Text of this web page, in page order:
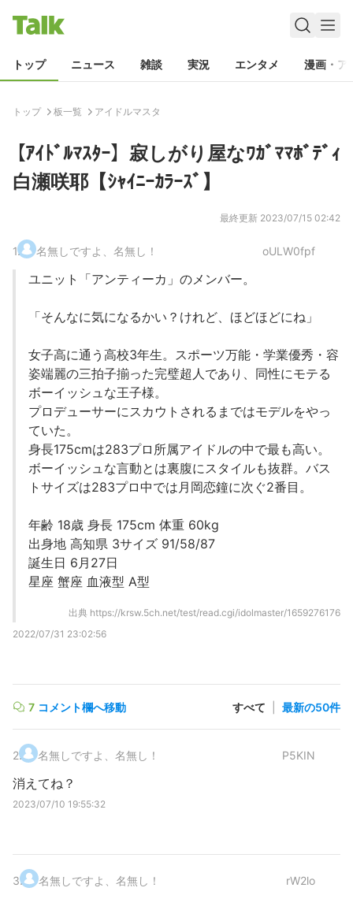
トップ ニュース 雑談 実況 エンタメ 漫画・ア
トップ 板一覧 アイドルマスタ
【ｱｲﾄﾞﾙﾏｽﾀｰ】寂しがり屋なﾜｶﾞﾏﾏﾎﾞﾃﾞｨ
白瀬咲耶【ｼｬｲﾆｰｶﾗｰｽﾞ】
最終更新 2023/07/15 02:42
1. 名無しですよ、名無し！ oULW0fpf
ユニット「アンティーカ」のメンバー。
「そんなに気になるかい？けれど、ほどほどにね」
女子高に通う高校3年生。スポーツ万能・学業優秀・容
姿端麗の三拍子揃った完璧超人であり、同性にモテる
ボーイッシュな王子様。
プロデューサーにスカウトされるまではモデルをやっ
ていた。
身長175cmは283プロ所属アイドルの中で最も高い。
ボーイッシュな言動とは裏腹にスタイルも抜群。バス
トサイズは283プロ中では月岡恋鐘に次ぐ2番目。
年齢 18歳 身長 175cm 体重 60kg
出身地 高知県 3サイズ 91/58/87
誕生日 6月27日
星座 蟹座 血液型 A型
出典 https://krsw.5ch.net/test/read.cgi/idolmaster/1659276176
2022/07/31 23:02:56
7 コメント欄へ移動 すべて 最新の50件
2. 名無しですよ、名無し！ P5KIN
消えてね？
2023/07/10 19:55:32
3. 名無しですよ、名無し！ rW2lo